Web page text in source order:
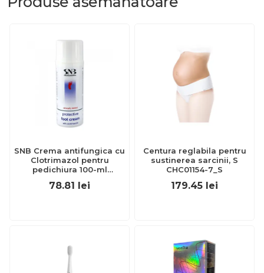
SNB Crema antifungica cu
Clotrimazol pentru
pedichiura 100-ml
EXL359_918
78.81 lei
Centura reglabila pentru
sustinerea sarcinii, S
CHC01154-7_S
179.45 lei